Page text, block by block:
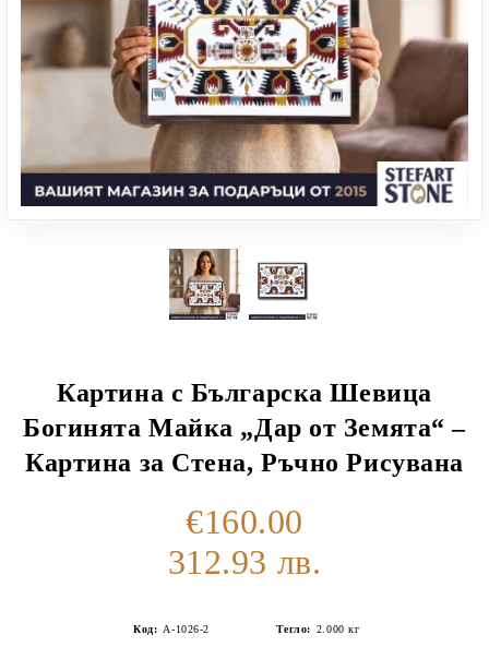
Картина с Българска Шевица
Богинята Майка „Дар от Земята“ –
Картина за Стена, Ръчно Рисувана
€160.00
312.93 лв.
Код: А-1026-2 Тегло: 2.000 кг